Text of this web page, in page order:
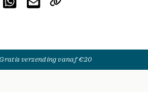
Gratis verzending vanaf €20